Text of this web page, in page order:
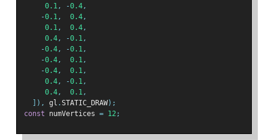
0.1, -0.4,
-0.1, 0.4,
0.1, 0.4,
0.4, -0.1,
-0.4, -0.1,
-0.4, 0.1,
-0.4, 0.1,
0.4, -0.1,
0.4, 0.1,
]),
gl .STATIC_DRAW);
const numVertices = 12;